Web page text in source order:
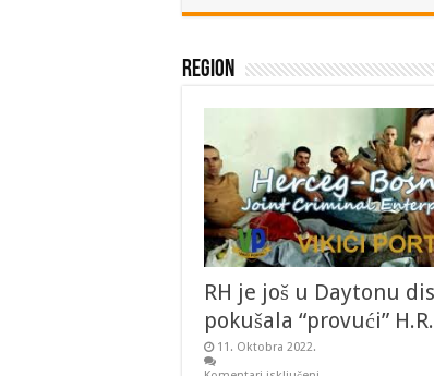
Region
RH je još u Daytonu
pokušala “provući”
11. Oktobra 2022.